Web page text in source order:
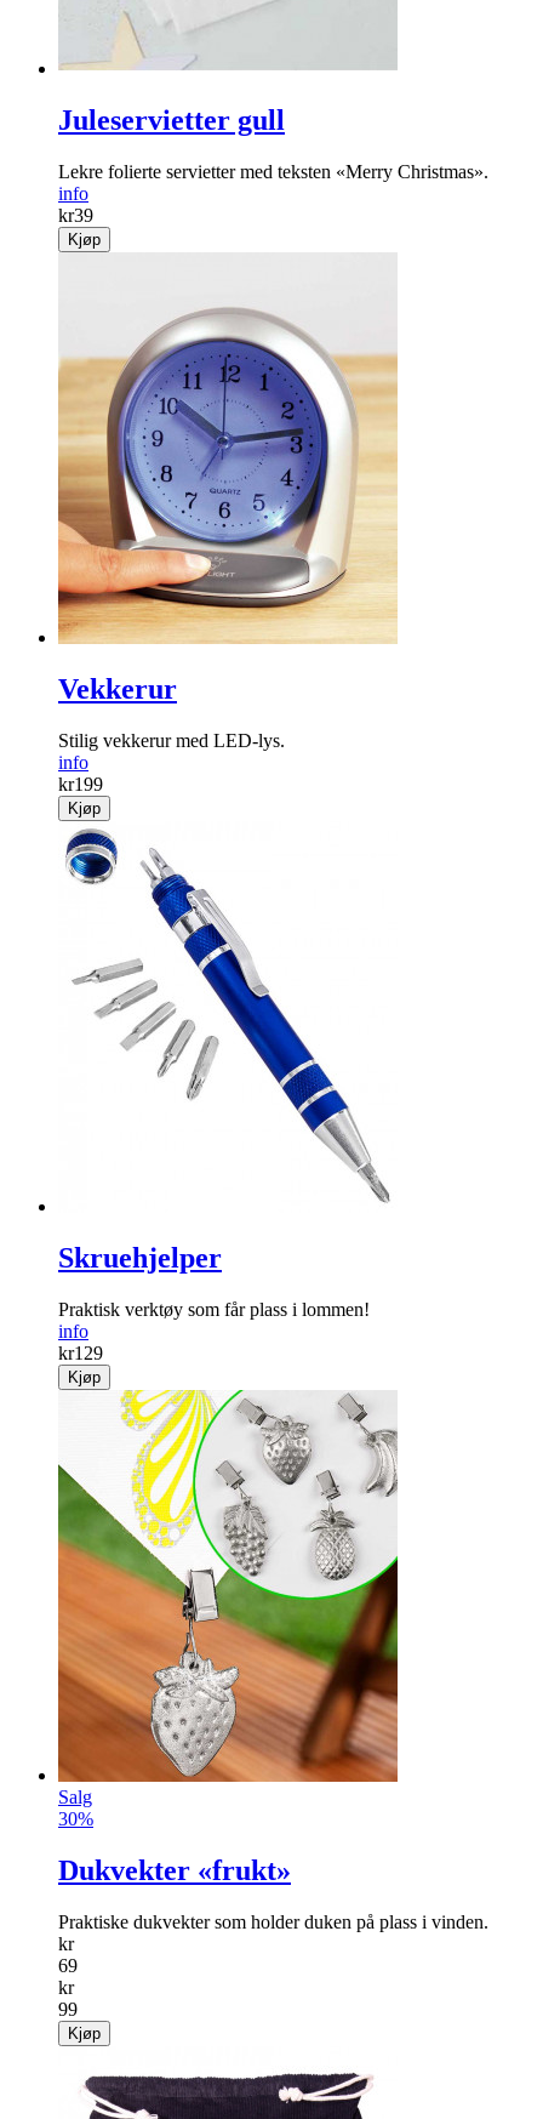
Juleservietter gull
Lekre folierte servietter med teksten «Merry Christ­mas».
info
kr39
Kjøp
Vekkerur
Stilig vekkerur med LED-lys.
info
kr199
Kjøp
Skruehjelper
Praktisk verktøy som får plass i lommen!
info
kr129
Kjøp
Salg
30%
Dukvekter «frukt»
Praktiske dukvekter som holder duken på plass i vinden.
kr
69
kr
99
Kjøp